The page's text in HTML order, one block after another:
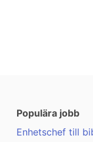
Populära jobb
Enhetschef till